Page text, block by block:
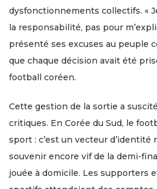
dysfonctionnements collectifs. «
la responsabilité, pas pour
présenté ses excuses au peuple
que chaque décision avait été
football coréen.
Cette gestion de la sortie a
critiques. En Corée du Sud, le
sport : c’est un vecteur d’identité
souvenir encore vif de la demi-
jouée à domicile. Les supporters